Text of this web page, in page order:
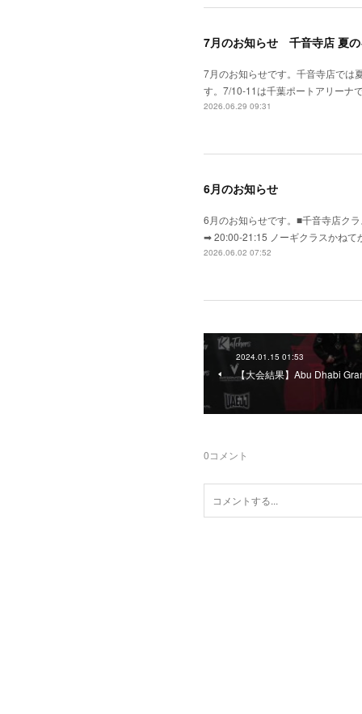
7月のお知らせ 千音寺店 夏の
7月のお知らせです。千音寺店では
す。7/10-11は千葉ポートアリーナ
2026.06.29 09:31
6月のお知らせ
6月のお知らせです。■千音寺店ク
➡ 20:00-21:15 ノーギクラスかねて
2026.06.02 07:52
2024.01.15 01:53
【大会結果】Abu Dhabi
0コメント